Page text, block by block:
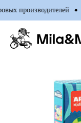
производителей